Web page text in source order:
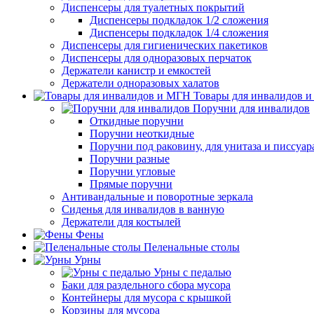
Диспенсеры для туалетных покрытий
Диспенсеры подкладок 1/2 сложения
Диспенсеры подкладок 1/4 сложения
Диспенсеры для гигиенических пакетиков
Диспенсеры для одноразовых перчаток
Держатели канистр и емкостей
Держатели одноразовых халатов
Товары для инвалидов
Поручни для инвалидов
Откидные поручни
Поручни неоткидные
Поручни под раковину, для унитаза и
Поручни разные
Поручни угловые
Прямые поручни
Антивандальные и поворотные зеркала
Сиденья для инвалидов в ванную
Держатели для костылей
Фены
Пеленальные столы
Урны
Урны с педалью
Баки для раздельного сбора мусора
Контейнеры для мусора с крышкой
Корзины для мусора